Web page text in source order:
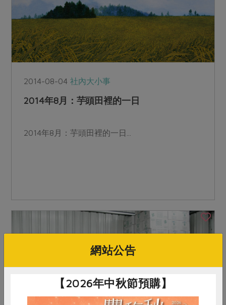
2014-08-04社內大小事
2014年8月：芋頭田裡的一日
2014年8月：芋頭田裡的一日...
網站公告
【2026年中秋節預購】